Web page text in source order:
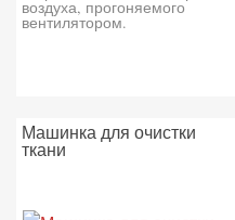
воздуха, прогоняемого
вентилятором.
Машинка для очистки
ткани